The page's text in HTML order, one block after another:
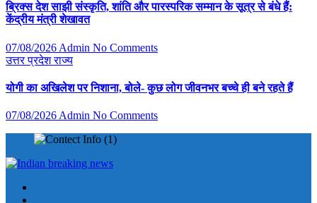
ब्रिक्स देश साझी संस्कृति, शांति और पारस्परिक सम्मान के सूत्र से बंधे हैं:
केंद्रीय मंत्री शेखावत
07/08/2026 Admin No Comments
उत्तर प्रदेशराज्य
योगी का अखिलेश पर निशाना, बोले- कुछ लोग जीवनभर बच्चे ही बने रहते हैं
07/08/2026 Admin No Comments